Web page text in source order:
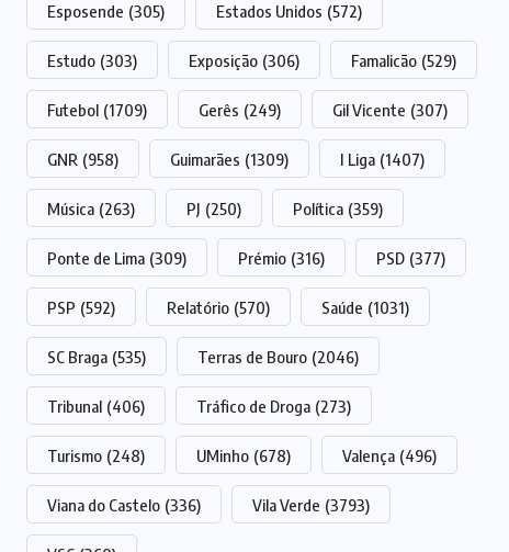
Esposende (305) Estados Unidos (572)
Estudo (303) Exposição (306) Famalicão (529)
Futebol (1709) Gerês (249) Gil Vicente (307)
GNR (958) Guimarães (1309) I Liga (1407)
Música (263) PJ (250) Política (359)
Ponte de Lima (309) Prémio (316) PSD (377)
PSP (592) Relatório (570) Saúde (1031)
SC Braga (535) Terras de Bouro (2046)
Tribunal (406) Tráfico de Droga (273)
Turismo (248) UMinho (678) Valença (496)
Viana do Castelo (336) Vila Verde (3793)